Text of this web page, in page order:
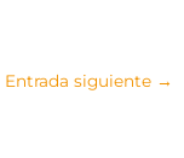
Entrada siguiente →